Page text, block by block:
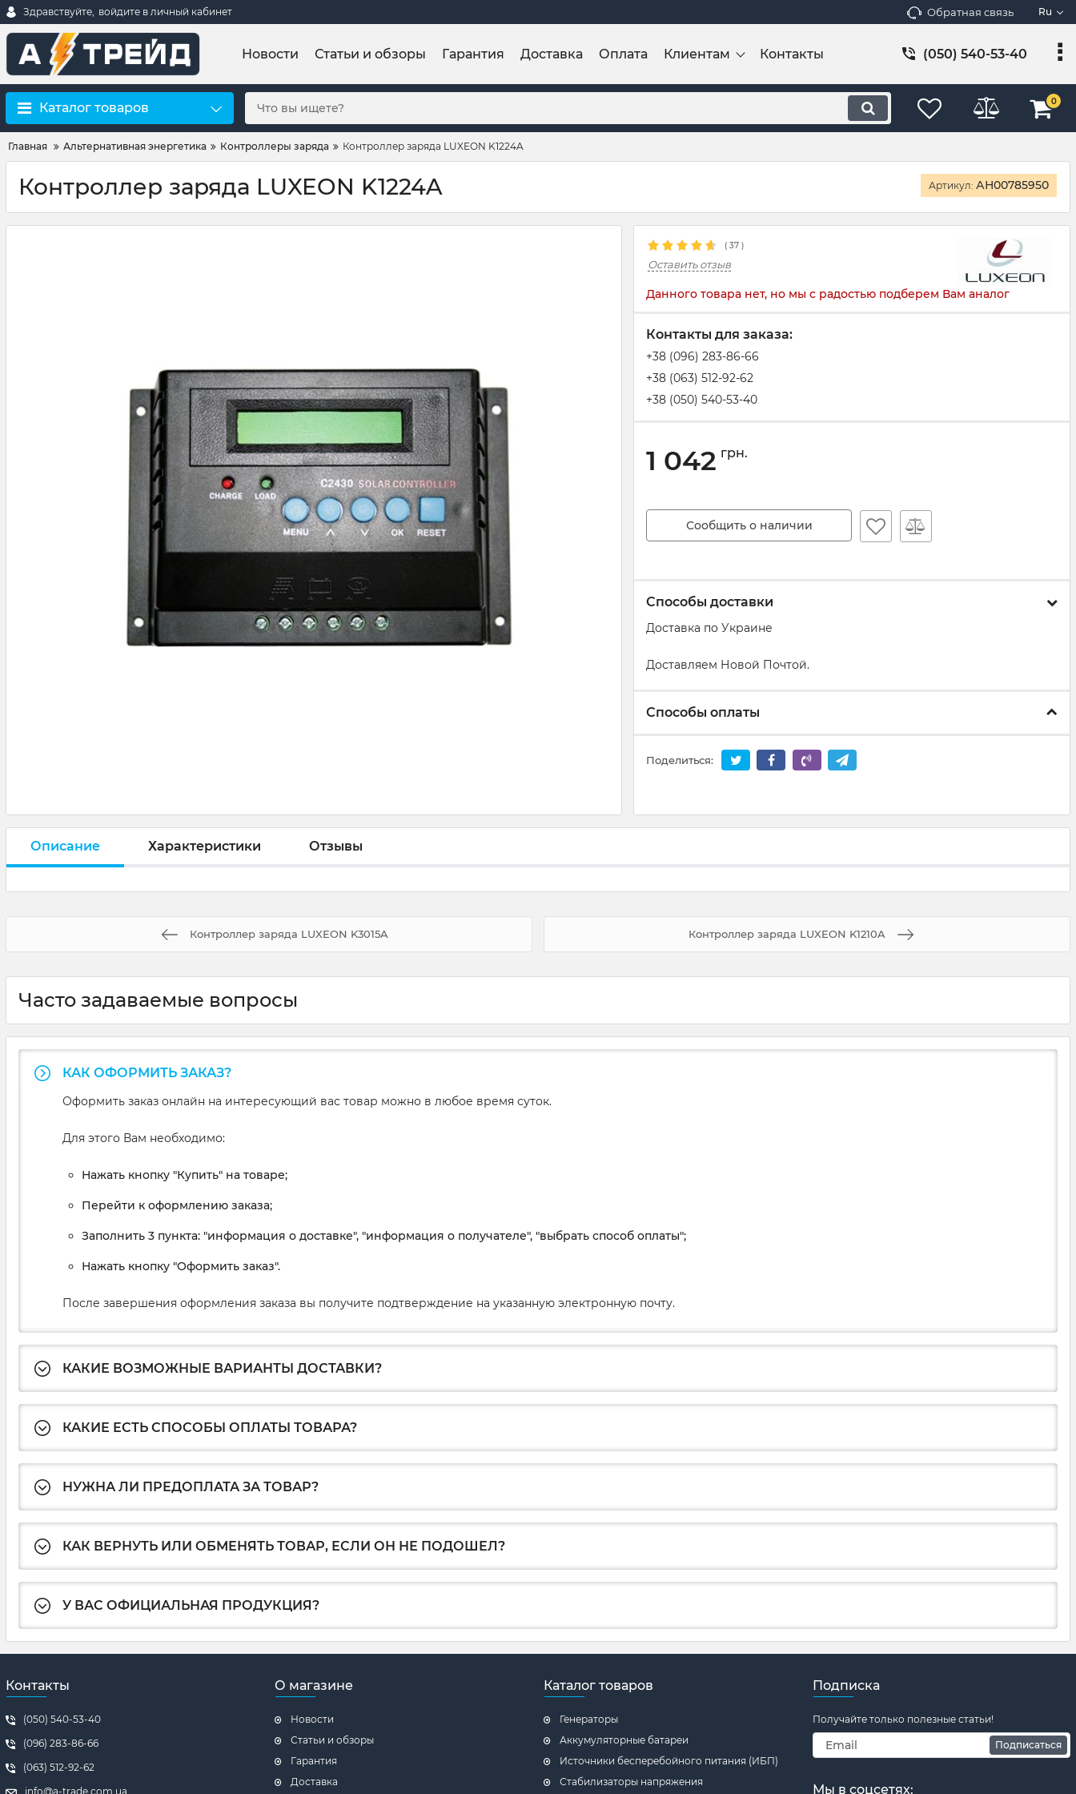
Здравствуйте, войдите в личный кабинет Обратная связь Ru
Новости Статьи и обзоры Гарантия Доставка Оплата Клиентам Контакты (050) 540-53-40
Каталог товаров 0
Главная Альтернативная энергетика Контроллеры заряда Контроллер заряда LUXEON K1224A
Контроллер заряда LUXEON K1224A Артикул: АН00785950
( 37 )
Оставить отзыв
Данного товара нет, но мы с радостью подберем Вам аналог
Контакты для заказа:
+38 (096) 283-86-66
+38 (063) 512-92-62
+38 (050) 540-53-40
1 042 грн.
Сообщить о наличии
Способы доставки
Доставка по Украине
Доставляем Новой Почтой.
Способы оплаты
Поделиться:
Описание Характеристики Отзывы
Контроллер заряда LUXEON K3015A Контроллер заряда LUXEON K1210A
Часто задаваемые вопросы
КАК ОФОРМИТЬ ЗАКАЗ?
Оформить заказ онлайн на интересующий вас товар можно в любое время суток.
Для этого Вам необходимо:
Нажать кнопку "Купить" на товаре;
Перейти к оформлению заказа;
Заполнить 3 пункта: "информация о доставке", "информация о получателе", "выбрать способ оплаты";
Нажать кнопку "Оформить заказ".
После завершения оформления заказа вы получите подтверждение на указанную электронную почту.
КАКИЕ ВОЗМОЖНЫЕ ВАРИАНТЫ ДОСТАВКИ?
КАКИЕ ЕСТЬ СПОСОБЫ ОПЛАТЫ ТОВАРА?
НУЖНА ЛИ ПРЕДОПЛАТА ЗА ТОВАР?
КАК ВЕРНУТЬ ИЛИ ОБМЕНЯТЬ ТОВАР, ЕСЛИ ОН НЕ ПОДОШЕЛ?
У ВАС ОФИЦИАЛЬНАЯ ПРОДУКЦИЯ?
Контакты
(050) 540-53-40
(096) 283-86-66
(063) 512-92-62
info@a-trade.com.ua
О магазине
Новости
Статьи и обзоры
Гарантия
Доставка
Каталог товаров
Генераторы
Аккумуляторные батареи
Источники бесперебойного питания (ИБП)
Стабилизаторы напряжения
Подписка
Получайте только полезные статьи!
Подписаться
Мы в соцсетях: